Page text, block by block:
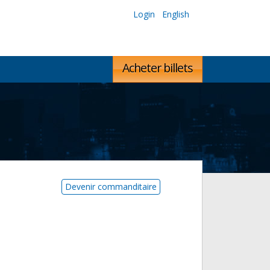
Login English
Acheter billets
Devenir commanditaire